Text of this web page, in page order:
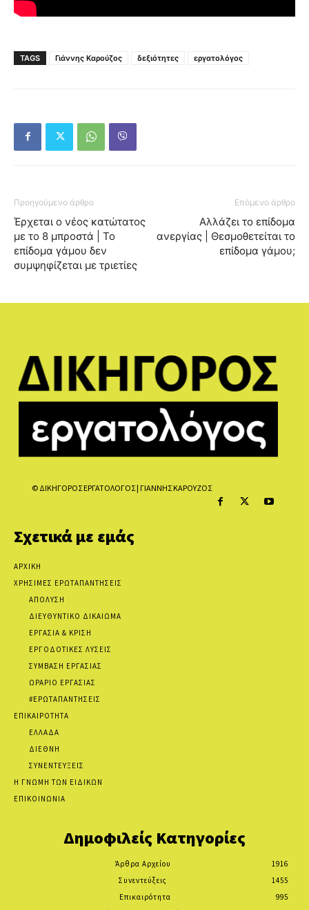
TAGS Γιάννης Καρούζος δεξιότητες εργατολόγος
Προηγούμενο άρθρο
Έρχεται ο νέος κατώτατος
με το 8 μπροστά | Το
επίδομα γάμου δεν
συμψηφίζεται με τριετίες
Επόμενο άρθρο
Αλλάζει το επίδομα
ανεργίας | Θεσμοθετείται το
επίδομα γάμου;
© ΔΙΚΗΓΟΡΟΣ ΕΡΓΑΤΟΛΟΓΟΣ | ΓΙΑΝΝΗΣ ΚΑΡΟΥΖΟΣ
Σχετικά με εμάς
ΑΡΧΙΚΗ
ΧΡΗΣΙΜΕΣ ΕΡΩΤΑΠΑΝΤΗΣΕΙΣ
ΑΠΟΛΥΣΗ
ΔΙΕΥΘΥΝΤΙΚΟ ΔΙΚΑΙΩΜΑ
ΕΡΓΑΣΙΑ & ΚΡΙΣΗ
ΕΡΓΟΔΟΤΙΚΕΣ ΛΥΣΕΙΣ
ΣΥΜΒΑΣΗ ΕΡΓΑΣΙΑΣ
ΩΡΑΡΙΟ ΕΡΓΑΣΙΑΣ
#ΕΡΩΤΑΠΑΝΤΗΣΕΙΣ
ΕΠΙΚΑΙΡΟΤΗΤΑ
ΕΛΛΑΔΑ
ΔΙΕΘΝΗ
ΣΥΝΕΝΤΕΥΞΕΙΣ
Η ΓΝΩΜΗ ΤΩΝ ΕΙΔΙΚΩΝ
ΕΠΙΚΟΙΝΩΝΙΑ
Δημοφιλείς Κατηγορίες
Άρθρα Αρχείου
1916
Συνεντεύξεις
1455
Επικαιρότητα
995